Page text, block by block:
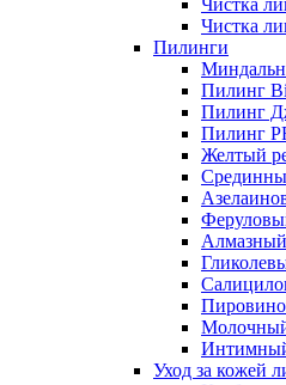
Чистка
Чистка
Пилинги
Пилинг
Пилинг
Пилинг
Желтый
Уход за кожей